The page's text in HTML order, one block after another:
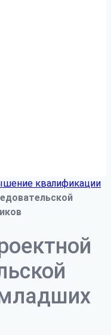
квалификации